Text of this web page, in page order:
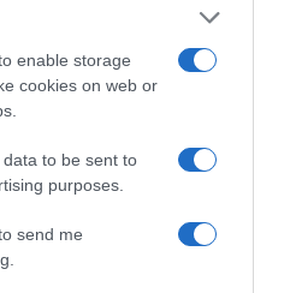
enable storage
cookies on web or
to be sent to
purposes.
send me
Μουσείου Άρτας,
που κρύβουν μυστικά
νομίσματα –
με ειδώλια όπως
γυμνώνεται, ανάβει το
στήλες τάφων όπου